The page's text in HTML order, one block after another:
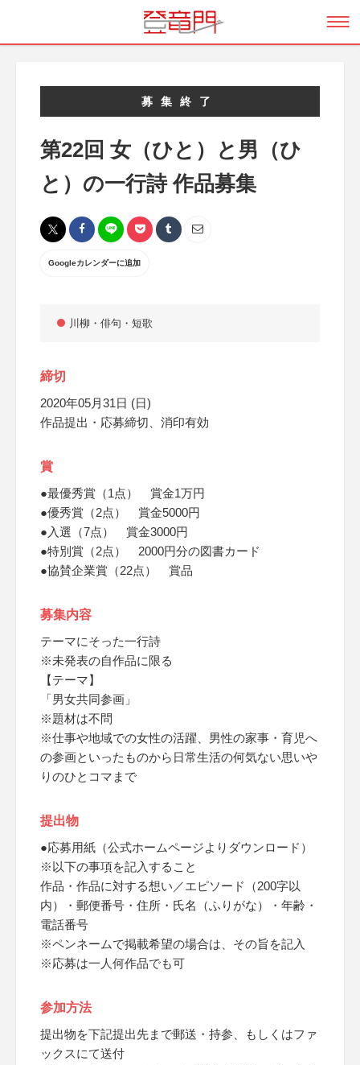
募集終了
第22回 女（ひと）と男（ひ
と）の一行詩 作品募集
Googleカレンダーに追加
川柳・俳句・短歌
締切
2020年05月31日 (日)
作品提出・応募締切、消印有効
賞
●最優秀賞（1点） 賞金1万円
●優秀賞（2点） 賞金5000円
●入選（7点） 賞金3000円
●特別賞（2点） 2000円分の図書カード
●協賛企業賞（22点） 賞品
募集内容
テーマにそった一行詩
※未発表の自作品に限る
【テーマ】
「男女共同参画」
※題材は不問
※仕事や地域での女性の活躍、男性の家事・育児へ
の参画といったものから日常生活の何気ない思いや
りのひとコマまで
提出物
●応募用紙（公式ホームページよりダウンロード）
※以下の事項を記入すること
作品・作品に対する想い／エピソード（200字以
内）・郵便番号・住所・氏名（ふりがな）・年齢・
電話番号
※ペンネームで掲載希望の場合は、その旨を記入
※応募は一人何作品でも可
参加方法
提出物を下記提出先まで郵送・持参、もしくはファ
ックスにて送付